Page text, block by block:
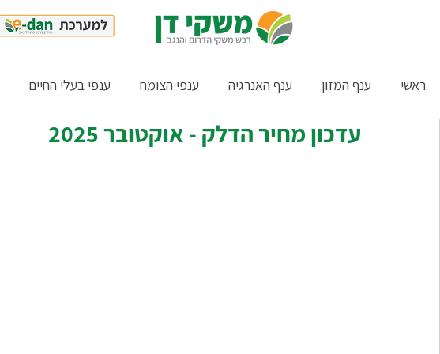
ראשי ענף המזון ענף האנרגיה ענפי הצומח ענפי בעלי החיים
עדכון מחיר הדלק - אוקטובר 2025